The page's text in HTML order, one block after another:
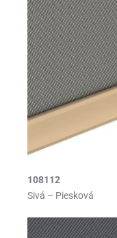
108112
Sivá – Piesková